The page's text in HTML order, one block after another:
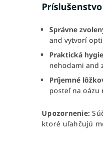
Správne
and vytvorí
Praktická
nehodami and
Príjemné
posteľ na oázu
Upozornenie:
ktoré uľahčujú